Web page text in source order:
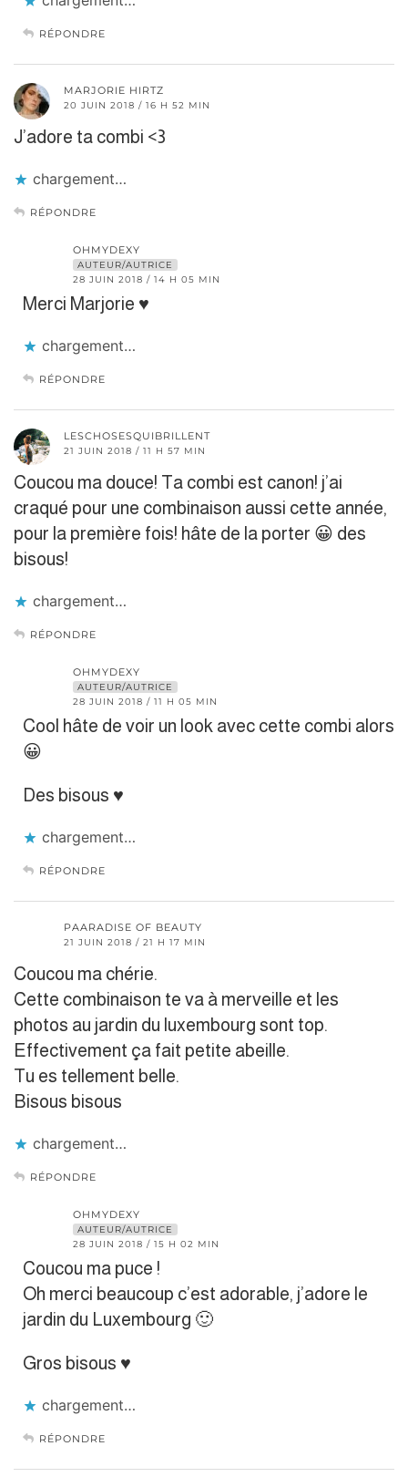
RÉPONDRE
MARJORIE HIRTZ
20 JUIN 2018 / 16 H 52 MIN
J’adore ta combi <3
chargement…
RÉPONDRE
OHMYDEXY
AUTEUR/AUTRICE
28 JUIN 2018 / 14 H 05 MIN
Merci Marjorie ♥
chargement…
RÉPONDRE
LESCHOSESQUIBRILLENT
21 JUIN 2018 / 11 H 57 MIN
Coucou ma douce! Ta combi est canon! j’ai
craqué pour une combinaison aussi cette année,
pour la première fois! hâte de la porter 😀 des
bisous!
chargement…
RÉPONDRE
OHMYDEXY
AUTEUR/AUTRICE
28 JUIN 2018 / 11 H 05 MIN
Cool hâte de voir un look avec cette combi alors
😀
Des bisous ♥
chargement…
RÉPONDRE
PAARADISE OF BEAUTY
21 JUIN 2018 / 21 H 17 MIN
Coucou ma chérie.
Cette combinaison te va à merveille et les
photos au jardin du luxembourg sont top.
Effectivement ça fait petite abeille.
Tu es tellement belle.
Bisous bisous
chargement…
RÉPONDRE
OHMYDEXY
AUTEUR/AUTRICE
28 JUIN 2018 / 15 H 02 MIN
Coucou ma puce !
Oh merci beaucoup c’est adorable, j’adore le
jardin du Luxembourg 🙂
Gros bisous ♥
chargement…
RÉPONDRE